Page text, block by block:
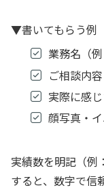
▼書いてもらう例
業務名（例
ご相談内
実際に感
顔写真・
実績数を明記（例
すると、数字で信